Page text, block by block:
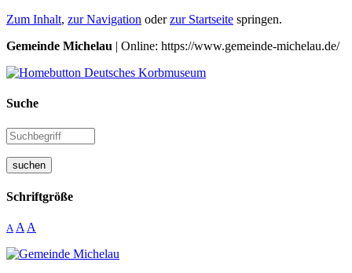
Zum Inhalt, zur Navigation oderzur Startseite springen.
Gemeinde Michelau | Online: https://www.gemeinde-michelau.de/
Suche
suchen
Schriftgröße
A A A